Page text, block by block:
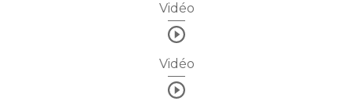
Vidéo
Vidéo